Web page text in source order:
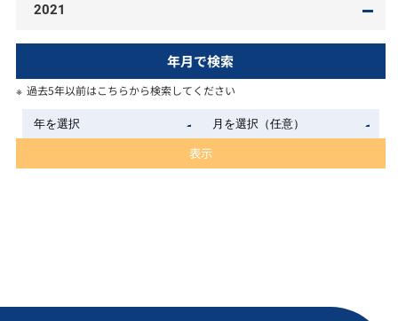
2021
年月で検索
過去5年以前はこちらから検索してください
表示